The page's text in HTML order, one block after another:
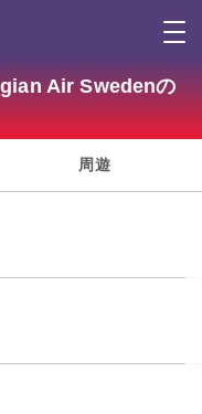
Air Swedenの
周遊